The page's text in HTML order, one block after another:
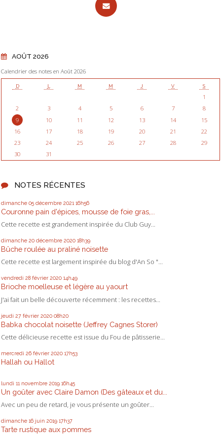
AOÛT 2026
Calendrier des notes en Août 2026
D L M M J V S
1
2
3 4 5 6 7
8
9
10 11 12 13 14
15
16
17 18 19 20 21
22
23
24 25 26 27 28
29
30
31
NOTES RÉCENTES
dimanche 05 décembre 2021 16h56
Couronne pain d'épices, mousse de foie gras,...
Cette recette est grandement inspirée du Club Guy...
dimanche 20 décembre 2020 18h39
Bûche roulée au praliné noisette
Cette recette est largement inspirée du blog d'An So "...
vendredi 28 février 2020 14h49
Brioche moelleuse et légère au yaourt
J'ai fait un belle découverte récemment : les recettes...
jeudi 27 février 2020 08h20
Babka chocolat noisette (Jeffrey Cagnes Storer)
Cette délicieuse recette est issue du Fou de pâtisserie...
mercredi 26 février 2020 17h53
Hallah ou Hallot
lundi 11 novembre 2019 16h45
Un goûter avec Claire Damon (Des gâteaux et du...
Avec un peu de retard, je vous présente un goûter...
dimanche 16 juin 2019 17h37
Tarte rustique aux pommes